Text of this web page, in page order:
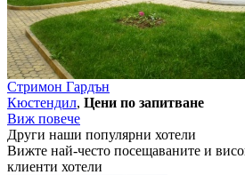
Стримон Гардън
Кюстендил, Цени по запитване
Виж повече
Други наши популярни хотели
Вижте най-често посещаваните и
клиенти хотели